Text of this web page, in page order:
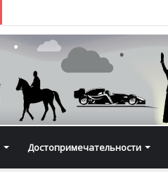
Достопримечательности